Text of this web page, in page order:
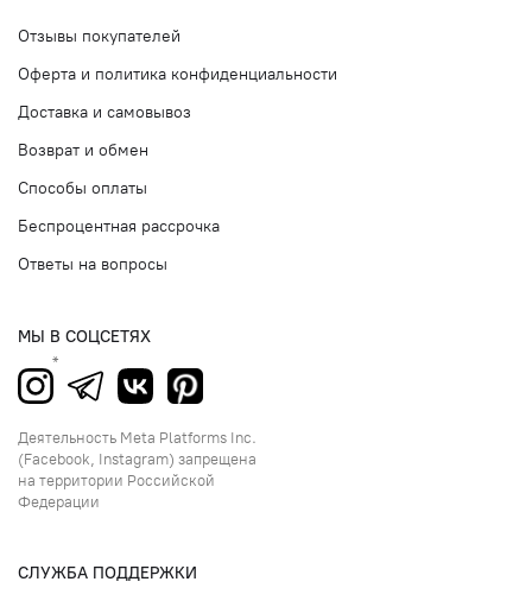
Отзывы покупателей
Оферта и политика конфиденциальности
Доставка и самовывоз
Возврат и обмен
Способы оплаты
Беспроцентная рассрочка
Ответы на вопросы
МЫ В СОЦСЕТЯХ
Деятельность Meta Platforms Inc.
(Facebook, Instagram) запрещена
на территории Российской
Федерации
СЛУЖБА ПОДДЕРЖКИ